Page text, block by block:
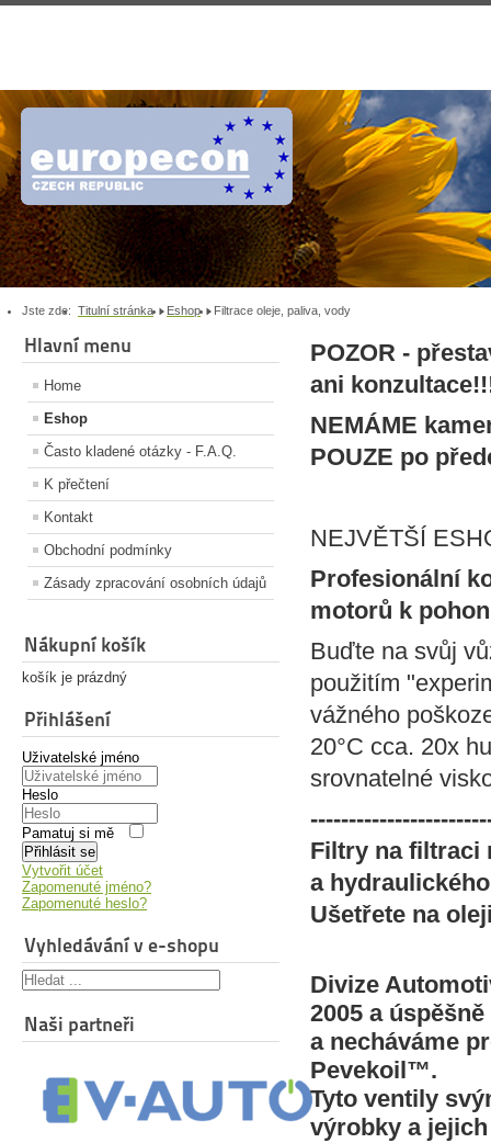
Jste zde: Titulní stránka Eshop Filtrace oleje, paliva, vody
Hlavní menu
Home
Eshop
Často kladené otázky - F.A.Q.
K přečtení
Kontakt
Obchodní podmínky
Zásady zpracování osobních údajů
Nákupní košík
košík je prázdný
Přihlášení
Uživatelské jméno
Heslo
Pamatuj si mě
Přihlásit se
Vytvořit účet
Zapomenuté jméno?
Zapomenuté heslo?
Vyhledávání v e-shopu
Naši partneři
POZOR -
ani
NEMÁME
POUZE po
NEJVĚTŠÍ
Profesionální
motorů k
Buďte na svůj
použitím
vážného
20°C cca. 20x
srovnatelné
Filtry na filtraci
a
Ušetřete na
Divize
2005 a
a necháváme
Pevekoil™.
Tyto ventily
výrobky a